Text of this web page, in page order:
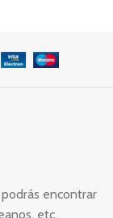
encontrar
etc.